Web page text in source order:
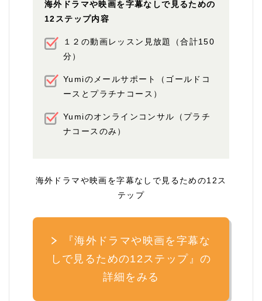
海外ドラマや映画を字幕なしで見るための
12ステップ内容
１２の動画レッスン見放題（合計150
分）
Yumiのメールサポート（ゴールドコ
ースとプラチナコース）
Yumiのオンラインコンサル（プラチ
ナコースのみ）
海外ドラマや映画を字幕なしで見るための12ス
テップ
『海外ドラマや映画を字幕な
しで見るための12ステップ』の
詳細をみる